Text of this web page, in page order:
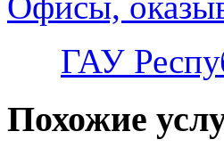
ГАУ
Похожие